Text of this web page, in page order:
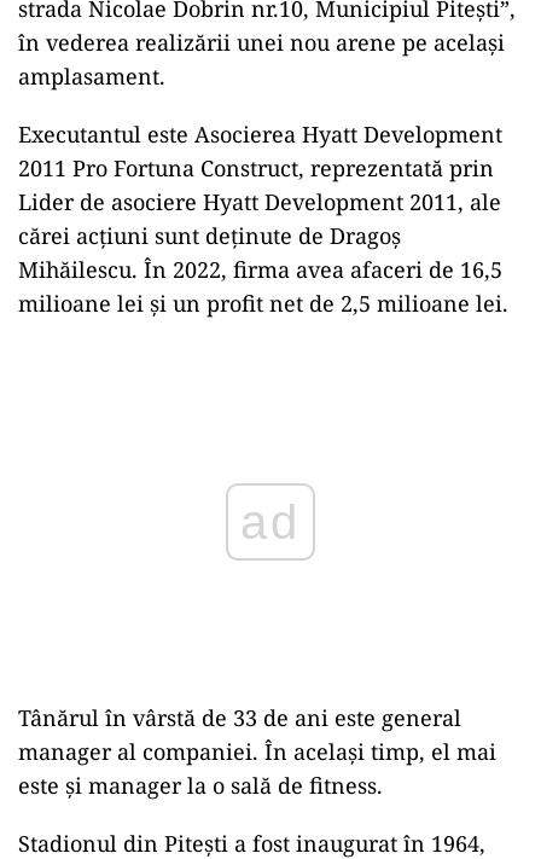
strada Nicolae Dobrin nr.10, Municipiul Pitești”,
în vederea realizării unei nou arene pe același
amplasament.
Executantul este Asocierea Hyatt Development
2011 Pro Fortuna Construct, reprezentată prin
Lider de asociere Hyatt Development 2011, ale
cărei acțiuni sunt deținute de Dragoș
Mihăilescu. În 2022, firma avea afaceri de 16,5
milioane lei și un profit net de 2,5 milioane lei.
ad
Tânărul în vârstă de 33 de ani este general
manager al companiei. În același timp, el mai
este și manager la o sală de fitness.
Stadionul din Pitești a fost inaugurat în 1964,